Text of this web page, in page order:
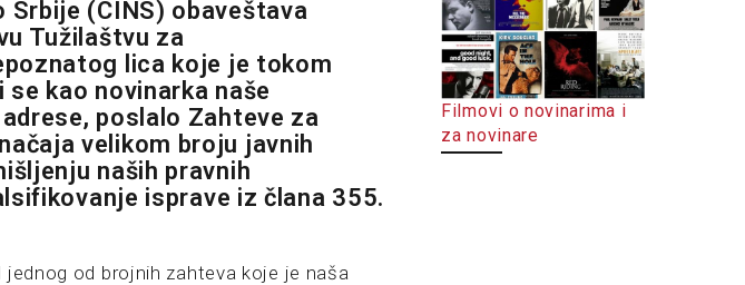
(CINS) obaveštava
Tužilaštvu za
lica koje je tokom
kao novinarka naše
poslalo Zahteve za
velikom broju javnih
naših pravnih
isprave iz člana 355.
od brojnih zahteva koje je naša
Filmovi o novinarima i
za novinare